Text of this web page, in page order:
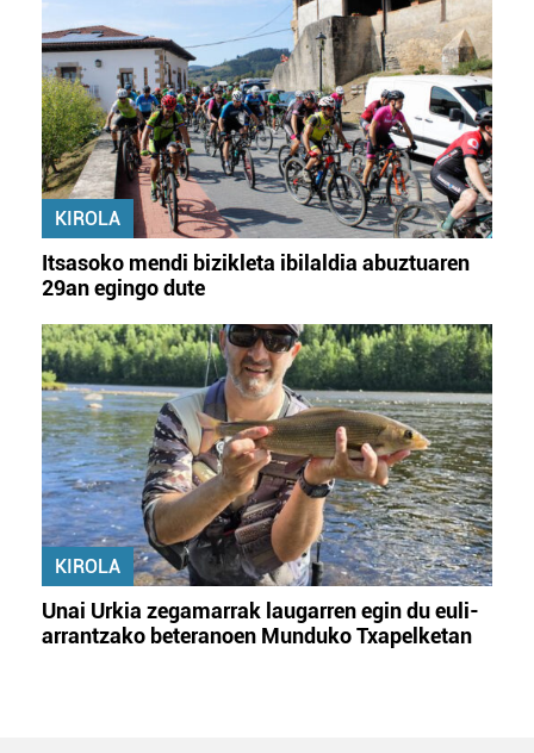
KIROLA
Itsasoko mendi bizikleta ibilaldia abuztuaren
29an egingo dute
KIROLA
Unai Urkia zegamarrak laugarren egin du euli-
arrantzako beteranoen Munduko Txapelketan